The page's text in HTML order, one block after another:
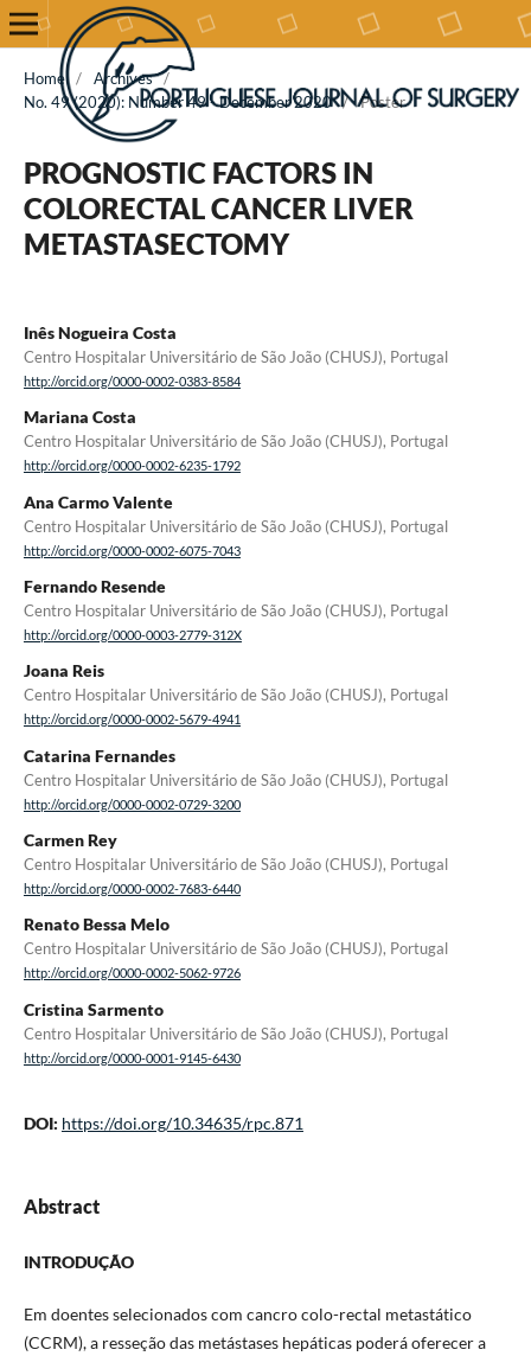
Home / Archives /
No. 49 (2020): Number 49 - December 2020
/ Poster
PROGNOSTIC FACTORS IN
COLORECTAL CANCER LIVER
METASTASECTOMY
Inês Nogueira Costa
Centro Hospitalar Universitário de São João (CHUSJ), Portugal
http://orcid.org/0000-0002-0383-8584
Mariana Costa
Centro Hospitalar Universitário de São João (CHUSJ), Portugal
http://orcid.org/0000-0002-6235-1792
Ana Carmo Valente
Centro Hospitalar Universitário de São João (CHUSJ), Portugal
http://orcid.org/0000-0002-6075-7043
Fernando Resende
Centro Hospitalar Universitário de São João (CHUSJ), Portugal
http://orcid.org/0000-0003-2779-312X
Joana Reis
Centro Hospitalar Universitário de São João (CHUSJ), Portugal
http://orcid.org/0000-0002-5679-4941
Catarina Fernandes
Centro Hospitalar Universitário de São João (CHUSJ), Portugal
http://orcid.org/0000-0002-0729-3200
Carmen Rey
Centro Hospitalar Universitário de São João (CHUSJ), Portugal
http://orcid.org/0000-0002-7683-6440
Renato Bessa Melo
Centro Hospitalar Universitário de São João (CHUSJ), Portugal
http://orcid.org/0000-0002-5062-9726
Cristina Sarmento
Centro Hospitalar Universitário de São João (CHUSJ), Portugal
http://orcid.org/0000-0001-9145-6430
DOI: https://doi.org/10.34635/rpc.871
Abstract
INTRODUÇÃO
Em doentes selecionados com cancro colo-rectal metastático
(CCRM), a resseção das metástases hepáticas poderá oferecer a